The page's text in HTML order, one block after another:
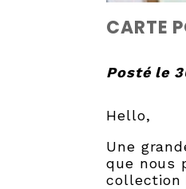
CARTE
Posté le
Hello,
Une
que nous
collection